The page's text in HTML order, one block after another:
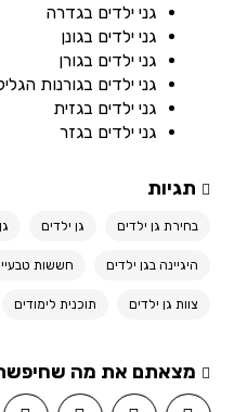
גני ילדים בגדרה
גני ילדים בגונן
גני ילדים בגורן
גני ילדים בגורנות
גני ילדים בגזית
גני ילדים בגזר
תגיות
בחירת גן ילדים גן ילדים
היגיינה בגן ילדים חששות
צוות גן ילדים תוכנית לימודים
מצאתם את מה